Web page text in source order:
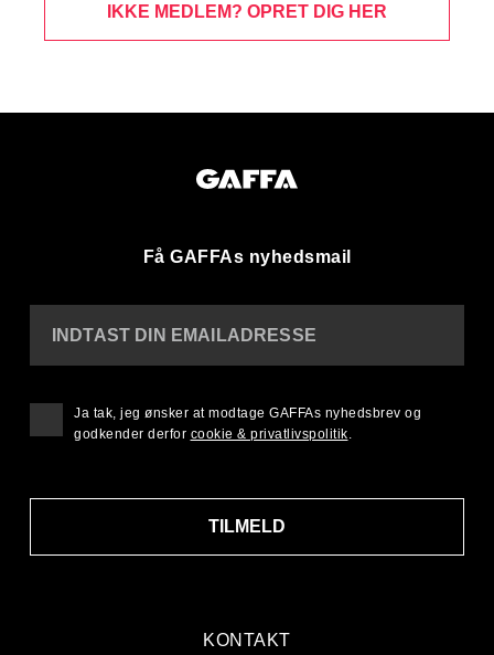
IKKE MEDLEM? OPRET DIG HER
Få GAFFAs nyhedsmail
KONTAKT
INDTAST DIN EMAILADRESSE
TILMELD
Ja tak, jeg ønsker at modtage GAFFAs nyhedsbrev og
godkender derfor cookie & privatlivspolitik